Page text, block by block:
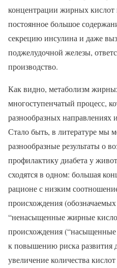
концентрации жирных
постоянное большое
секрецию инсулина и даже
поджелудочной железы,
производство.
Как видно, метаболизм
многоступенчатый процесс,
разнообразных
Стало быть, в литературе мы
разнообразные результаты о
профилактику диабета у
сходятся в одном: большая
рационе с низким
происхождения
“ненасыщенные жирные
происхождения
к повышению риска развития
увеличение количества